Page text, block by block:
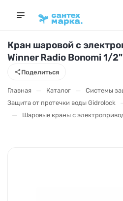
Поделиться
Кран шаровой с
Winner Radio Bonomi 1/
Главная — Каталог — Системы
Защита от протечки воды Gidrolock
— Шаровые краны с